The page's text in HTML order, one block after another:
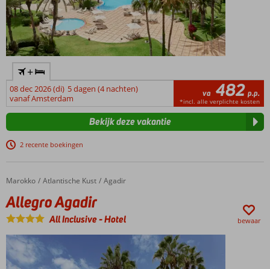
+
08 dec 2026 (di) 5 dagen (4 nachten)
vanaf Amsterdam
va 482 p.p.
*incl. alle verplichte kosten
2 recente boekingen
Bekijk deze vakantie
Home
Marokko Atlantische Kust Agadir
Allegro Agadir
Allegro Agadir
All Inclusive-Hotel bewaar